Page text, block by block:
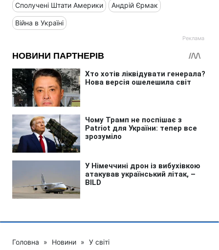
Сполучені Штати Америки Андрій Єрмак
Війна в Україні
Головна » Новини » У світі